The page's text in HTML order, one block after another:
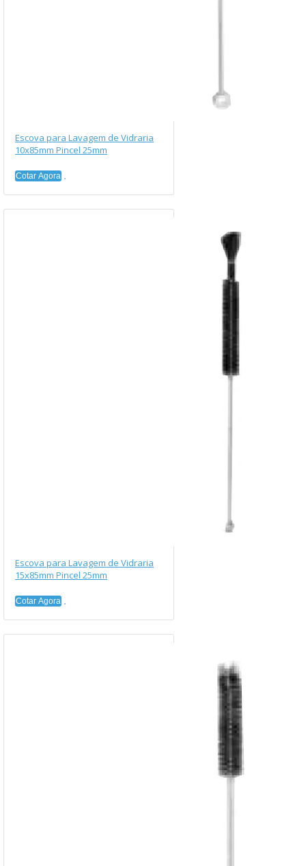
Escova para Lavagem de Vidraria
10x85mm Pincel 25mm
Cotar Agora
Escova para Lavagem de Vidraria
15x85mm Pincel 25mm
Cotar Agora